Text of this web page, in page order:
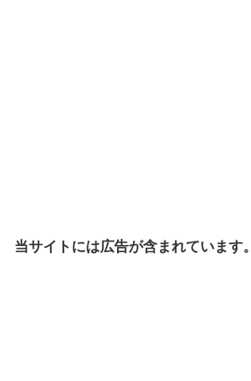
当サイトには広告が含まれています。